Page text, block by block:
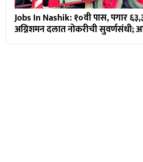
Jobs In Nashik: १०वी पास, पगार
अग्निशमन दलात नोकरीची सुवर्णसंधी;